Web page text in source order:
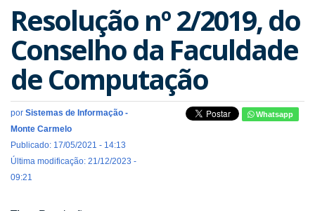
Resolução nº 2/2019, do
Conselho da Faculdade
de Computação
por Sistemas de Informação -
Monte Carmelo
Publicado: 17/05/2021 - 14:13
Última modificação: 21/12/2023 -
09:21
Whatsapp